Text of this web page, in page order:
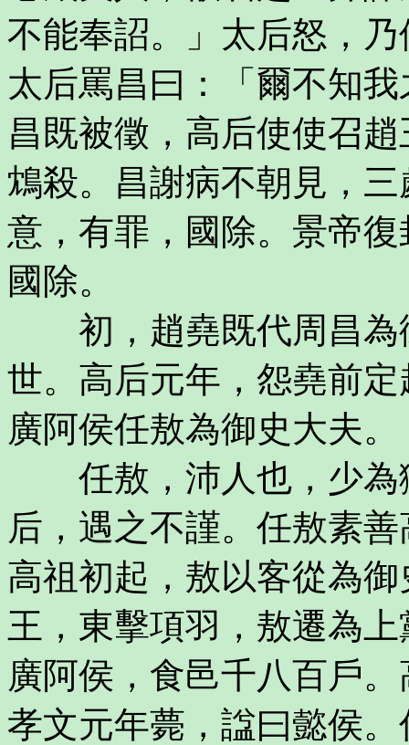
不能奉詔。」太后怒，
太后罵昌曰：「爾不知
昌既被徵，高后使使召
鴆殺。昌謝病不朝見，
意，有罪，國除。景帝
國除。
初，趙堯既代周昌為
世。高后元年，怨堯前
廣阿侯任敖為御史大夫。
任敖，沛人也，少為
后，遇之不謹。任敖素
高祖初起，敖以客從為
王，東擊項羽，敖遷為
廣阿侯，食邑千八百戶
孝文元年薨，諡曰懿侯